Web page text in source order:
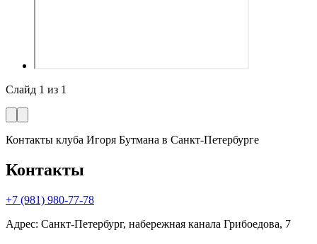
Слайд 1 из 1
Контакты клуба Игоря Бутмана в Санкт-Петербурге
Контакты
+7 (981) 980-77-78
Адрес: Санкт-Петербург, набережная канала Грибоедова, 7